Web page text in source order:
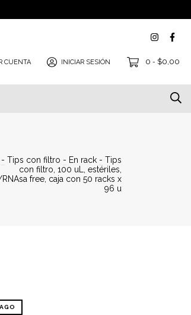
CUENTA INICIAR SESIÓN 0 - $0,00
- Tips con filtro - En rack - Tips
con filtro, 100 uL, estériles,
free, caja con 50 racks x
96 u